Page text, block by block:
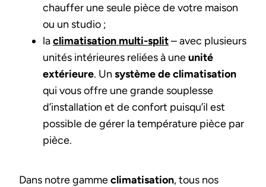
chauffer une seule pièce de votre maison
ou un studio ;
laclimatisation multi-split– avec plusieurs
unités intérieures reliées à uneunité
extérieure. Un système de climatisation
qui vous offre une grande souplesse
d’installation et de confort puisqu’il est
possible de gérer la température pièce par
pièce.
Dans notre gammeclimatisation, tous nos